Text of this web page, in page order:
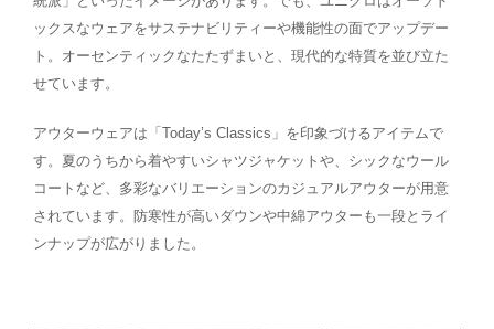
ックスなウェアをサステナビリティーや機能性の面でアップデー
ト。オーセンティックなたたずまいと、現代的な特質を並び立た
せています。
アウターウェアは「Today’s Classics」を印象づけるアイテムで
す。夏のうちから着やすいシャツジャケットや、シックなウール
コートなど、多彩なバリエーションのカジュアルアウターが用意
されています。防寒性が高いダウンや中綿アウターも一段とライ
ンナップが広がりました。